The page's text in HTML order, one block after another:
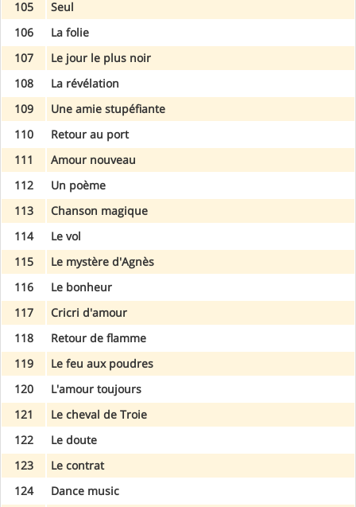
105
Seul
106
La folie
107
Le jour le plus noir
108
La révélation
109
Une amie stupéfiante
110
Retour au port
111
Amour nouveau
112
Un poème
113
Chanson magique
114
Le vol
115
Le mystère d'Agnès
116
Le bonheur
117
Cricri d'amour
118
Retour de flamme
119
Le feu aux poudres
120
L'amour toujours
121
Le cheval de Troie
122
Le doute
123
Le contrat
124
Dance music